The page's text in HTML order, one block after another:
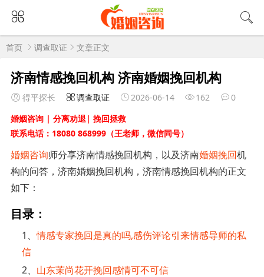
首页 调查取证 文章正文
济南情感挽回机构 济南婚姻挽回机构
得平探长 调查取证 2026-06-14 162
0
婚姻咨询 | 分离劝退| 挽回拯救
联系电话：18080 868999（王老师，微信同号）
婚姻咨询师分享济南情感挽回机构，以及济南婚姻挽回机
构的问答，济南婚姻挽回机构，济南情感挽回机构的正文
如下：
目录：
1、情感专家挽回是真的吗,感伤评论引来情感导师的私
信
2、 山东茉尚花开挽回感情可不可信